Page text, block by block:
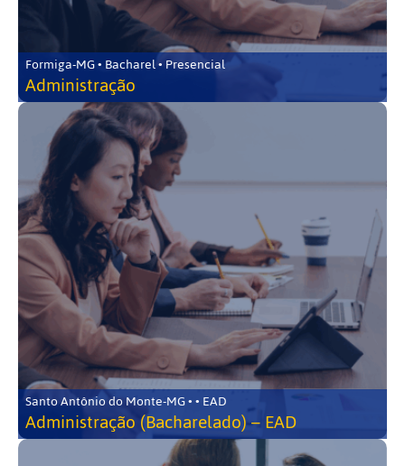
Formiga-MG • Bacharel • Presencial
Administração
Santo Antônio do Monte-MG • • EAD
Administração (Bacharelado) – EAD